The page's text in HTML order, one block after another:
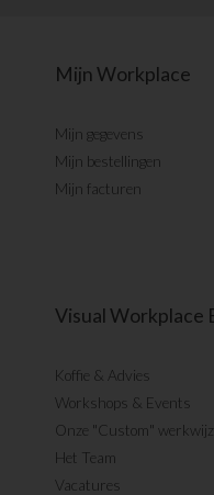
Mijn Workplace
Mijn gegevens
Mijn bestellingen
Mijn facturen
Visual Workplace
Koffie & Advies
Workshops & Events
Onze "Custom" werkwijze
Het Team
Vacatures